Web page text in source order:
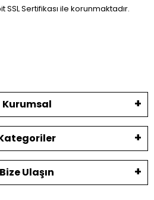
SSL Sertifikası ile korunmaktadır.
Kurumsal
Bize Ulaşın